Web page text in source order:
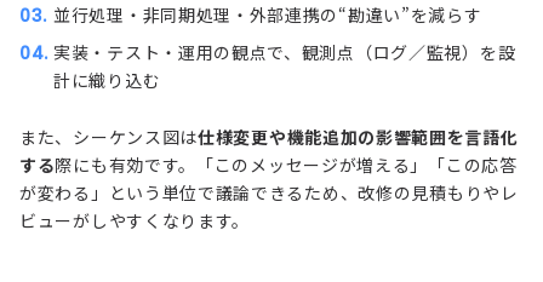
並行処理・非同期処理・外部連携の“勘違い”を減らす
実装・テスト・運用の観点で、観測点（ログ／監視）を設
計に織り込む
また、シーケンス図は仕様変更や機能追加の影響範囲を言語化
する際にも有効です。「このメッセージが増える」「この応答
が変わる」という単位で議論できるため、改修の見積もりやレ
ビューがしやすくなります。